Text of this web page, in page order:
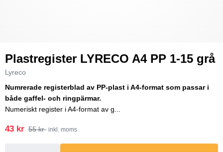
Plastregister LYRECO A4 PP 1-15 grå
Lyreco
Numrerade registerblad av PP-plast i A4-format som passar i
både gaffel- och ringpärmar.
Numeriskt register i A4-format av g...
43 kr 55 kr inkl. moms